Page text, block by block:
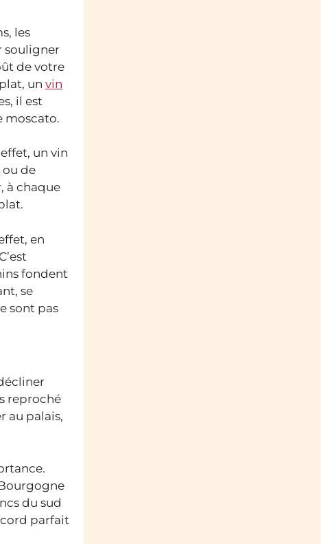
les
souligner
de votre
un vin
il est
moscato.
un vin
ou de
à chaque
en
fondent
se
sont pas
reproché
au palais,
du sud
parfait